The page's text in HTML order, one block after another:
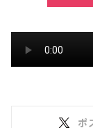
ポ